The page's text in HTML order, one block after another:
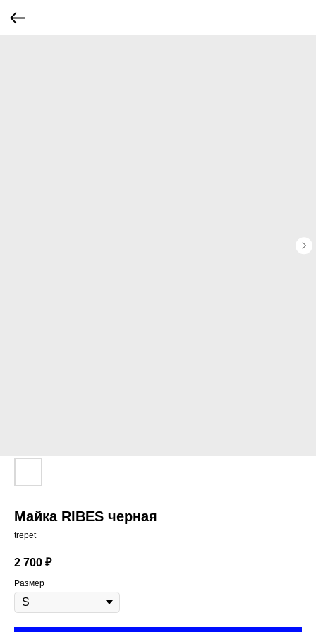
Майка RIBES черная
trepet
2 700 ₽
Размер